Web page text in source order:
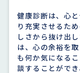
健康診断は、心
り充実させるた
しさから抜け出
は、心の余裕を
も何か気になる
談することがで